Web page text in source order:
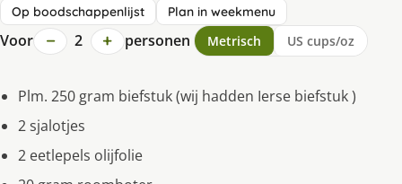
Op boodschappenlijst Plan in weekmenu
Voor − 2 + personen Metrisch US cups/oz
Plm. 250 gram biefstuk (wij hadden Ierse biefstuk )
2 sjalotjes
2 eetlepels olijfolie